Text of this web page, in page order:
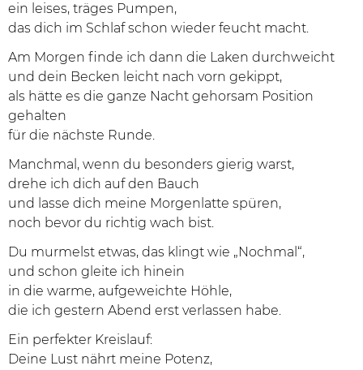
ein leises, träges Pumpen,
das dich im Schlaf schon wieder feucht macht.
Am Morgen finde ich dann die Laken durchweicht
und dein Becken leicht nach vorn gekippt,
als hätte es die ganze Nacht gehorsam Position
gehalten
für die nächste Runde.
Manchmal, wenn du besonders gierig warst,
drehe ich dich auf den Bauch
und lasse dich meine Morgenlatte spüren,
noch bevor du richtig wach bist.
Du murmelst etwas, das klingt wie „Nochmal“,
und schon gleite ich hinein
in die warme, aufgeweichte Höhle,
die ich gestern Abend erst verlassen habe.
Ein perfekter Kreislauf:
Deine Lust nährt meine Potenz,